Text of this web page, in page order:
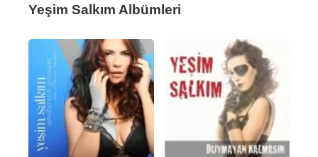
Yeşim Salkım Albümleri